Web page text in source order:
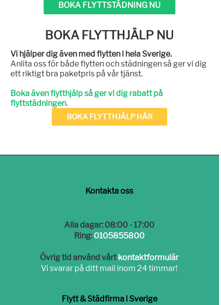
BOKA FLYTTSTÄDNING NU
BOKA FLYTTHJÄLP NU
Vi hjälper dig även med flytten i hela Sverige.
Anlita oss för både flytten och städningen så ger vi dig
ett riktigt bra paketpris på vår tjänst.
Boka även flytthjälp så ger vi dig rabatt på
flyttstädningen.
BOKA FLYTTHJÄLP HÄR
Kontakta oss
Alla dagar: 08:00 - 17:00
Ring: 0105855800
Övrig tid använd vårt kontaktformulär
Vi svarar på ditt mail inom 24 timmar!
Flytt & Städfirma i Sverige